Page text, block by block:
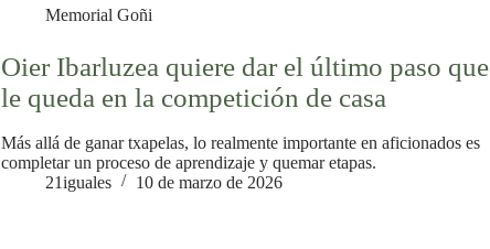
Memorial Goñi
Oier Ibarluzea quiere dar el último paso que
le queda en la competición de casa
Más allá de ganar txapelas, lo realmente importante en aficionados es
completar un proceso de aprendizaje y quemar etapas.
21iguales
10 de marzo de 2026